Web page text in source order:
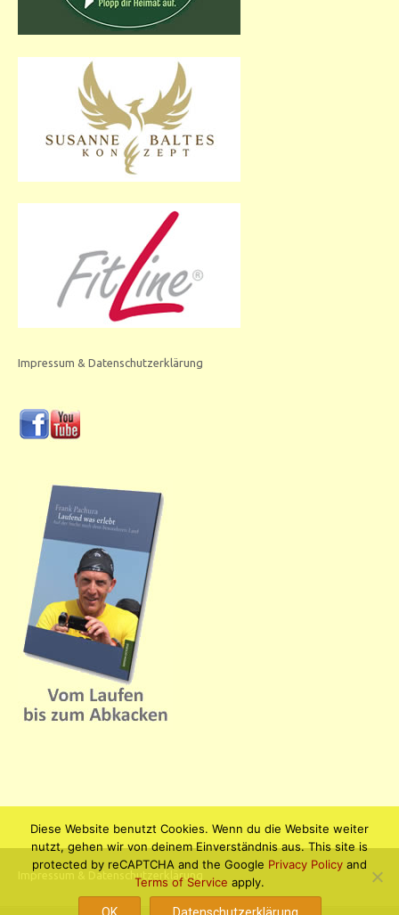
Impressum & Datenschutzerklärung
Impressum & Datenschutzerklärung
Diese Website benutzt Cookies. Wenn du die Website weiter
nutzt, gehen wir von deinem Einverständnis aus. This site is
protected by reCAPTCHA and the Google Privacy Policy and
Terms of Service apply.